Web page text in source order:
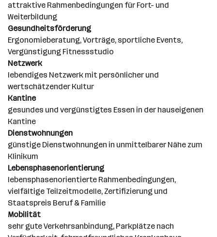
attraktive Rahmenbedingungen für Fort- und
Weiterbildung
Gesundheitsförderung
Ergonomieberatung, Vorträge, sportliche Events,
Vergünstigung Fitnessstudio
Netzwerk
lebendiges Netzwerk mit persönlicher und
wertschätzender Kultur
Kantine
gesundes und vergünstigtes Essen in der hauseigenen
Kantine
Dienstwohnungen
günstige Dienstwohnungen in unmittelbarer Nähe zum
Klinikum
Lebensphasenorientierung
lebensphasenorientierte Rahmenbedingungen,
vielfältige Teilzeitmodelle, Zertifizierung und
Staatspreis Beruf & Familie
Mobilität
sehr gute Verkehrsanbindung, Parkplätze nach